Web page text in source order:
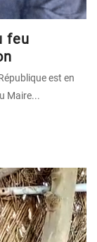
feu
est en
Maire...